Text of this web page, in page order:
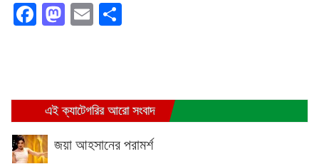
Facebook
Mastodon
Email
এই ক্যাটেগরির আরো সংবাদ
জয়া আহসানের পরামর্শ